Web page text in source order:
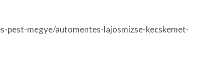
pest-megye/automentes-lajosmizse-kecskemet-